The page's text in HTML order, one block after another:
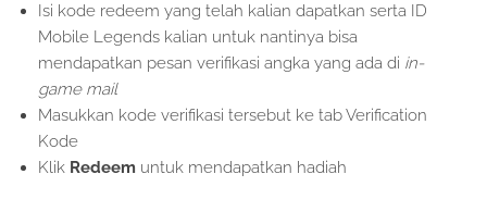
Isi kode redeem yang telah kalian dapatkan serta ID
Mobile Legends kalian untuk nantinya bisa
mendapatkan pesan verifikasi angka yang ada di in-
game mail
Masukkan kode verifikasi tersebut ke tab Verification
Kode
Klik Redeem untuk mendapatkan hadiah